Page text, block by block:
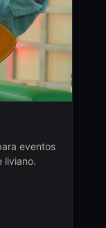
eventos
liviano.